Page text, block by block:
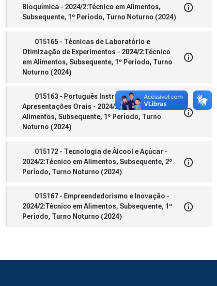
Bioquímica - 2024/2:Técnico em Alimentos,
Subsequente, 1º Período, Turno Noturno (2024)
015165 - Técnicas de Laboratório e
Otimização de Experimentos - 2024/2:Técnico
em Alimentos, Subsequente, 1º Período, Turno
Noturno (2024)
015163 - Português Instrumental e
Apresentações Orais - 2024/2:Técnico em
Alimentos, Subsequente, 1º Período, Turno
Noturno (2024)
015172 - Tecnologia de Álcool e Açúcar -
2024/2:Técnico em Alimentos, Subsequente, 2º
Período, Turno Noturno (2024)
015167 - Empreendedorismo e Inovação -
2024/2:Técnico em Alimentos, Subsequente, 1º
Período, Turno Noturno (2024)